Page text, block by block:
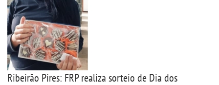
Ribeirão Pires: FRP realiza sorteio de Dia dos